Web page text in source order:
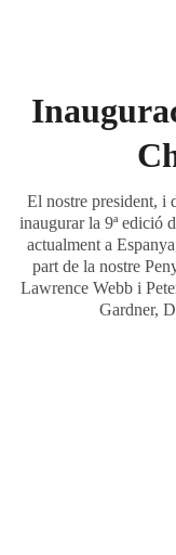
El nostre president, i
inaugurar la 9ª edició
actualment a
part de la nostre
Lawrence Webb i
Gardner,